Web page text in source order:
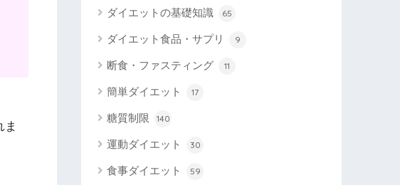
ダイエットの基礎知識 65
ダイエット食品・サプリ 9
断食・ファスティング 11
簡単ダイエット 17
糖質制限 140
運動ダイエット 30
食事ダイエット 59